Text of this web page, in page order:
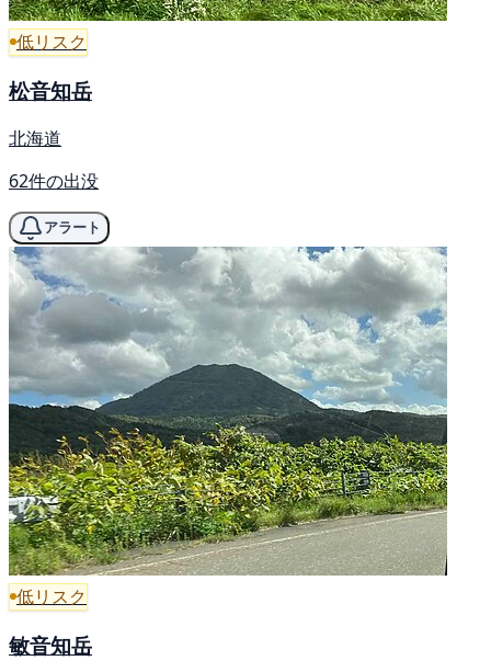
低リスク
松音知岳
北海道
62件の出没
アラート
低リスク
敏音知岳